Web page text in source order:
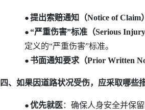
●提出索赔通知（Notice of Claim）
●“严重伤害”标准（Serious Injury
定义的“严重伤害”标准。
● 书面通知要求（Prior Written
四、 如果因道路状况受伤，应采取哪些
●优先就医：确保人身安全并保留